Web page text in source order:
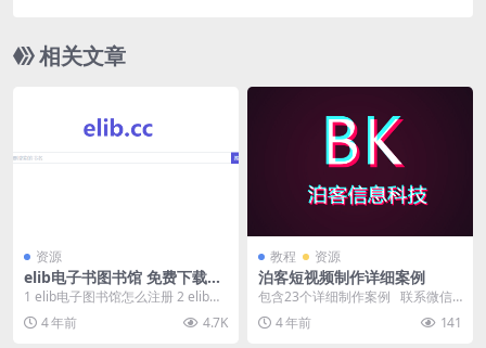
相关文章
资源
elib电子书图书馆 免费下载电
子书
1 elib电子图书馆怎么注册 2 elib电
子图书馆官网 elib电子书图书馆...
4 年前 4.7K
教程 资源
泊客短视频制作详细案例
包含23个详细制作案例 联系微信
索取：18888295911
4 年前 141